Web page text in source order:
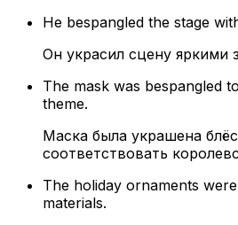
He bespangled the stage
Он украсил сцену яркими
The mask was bespangled
theme.
Маска была украшена
соответствовать
The holiday ornaments
materials.